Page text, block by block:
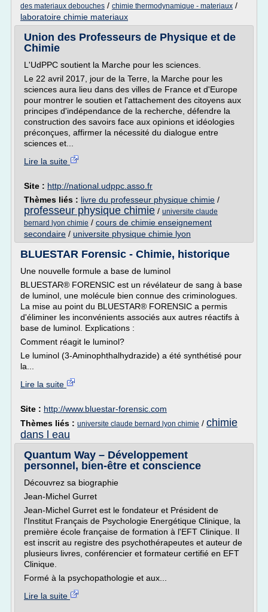
des materiaux debouches / chimie thermodynamique - materiaux /
laboratoire chimie materiaux
Union des Professeurs de Physique et de
Chimie
L'UdPPC soutient la Marche pour les sciences.
Le 22 avril 2017, jour de la Terre, la Marche pour les
sciences aura lieu dans des villes de France et d'Europe
pour montrer le soutien et l'attachement des citoyens aux
principes d'indépendance de la recherche, défendre la
construction des savoirs face aux opinions et idéologies
préconçues, affirmer la nécessité du dialogue entre
sciences et...
Lire la suite
Site : http://national.udppc.asso.fr
Thèmes liés : livre du professeur physique chimie /
professeur physique chimie / universite claude
bernard lyon chimie / cours de chimie enseignement
secondaire / universite physique chimie lyon
BLUESTAR Forensic - Chimie, historique
Une nouvelle formule a base de luminol
BLUESTAR® FORENSIC est un révélateur de sang à base
de luminol, une molécule bien connue des criminologues.
La mise au point du BLUESTAR® FORENSIC a permis
d'éliminer les inconvénients associés aux autres réactifs à
base de luminol. Explications :
Comment réagit le luminol?
Le luminol (3-Aminophthalhydrazide) a été synthétisé pour
la...
Lire la suite
Site : http://www.bluestar-forensic.com
Thèmes liés : universite claude bernard lyon chimie / chimie
dans l eau
Quantum Way – Développement
personnel, bien-être et conscience
Découvrez sa biographie
Jean-Michel Gurret
Jean-Michel Gurret est le fondateur et Président de
l'Institut Français de Psychologie Energétique Clinique, la
première école française de formation à l'EFT Clinique. Il
est inscrit au registre des psychothérapeutes et auteur de
plusieurs livres, conférencier et formateur certifié en EFT
Clinique.
Formé à la psychopathologie et aux...
Lire la suite